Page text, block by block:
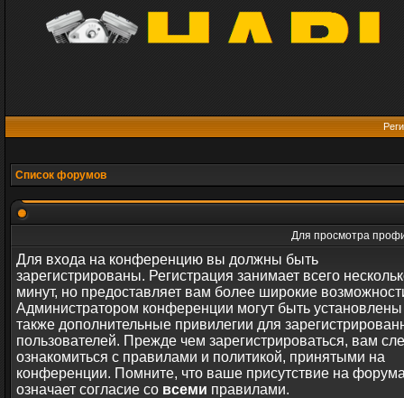
Список форумов
Для просмотра
Для входа на конференцию вы должны быть
зарегистрированы. Регистрация занимает всего
минут, но предоставляет вам более широкие
Администратором конференции могут быть установлены
также дополнительные привилегии для
пользователей. Прежде чем зарегистрироваться, вам
ознакомиться с правилами и политикой, принятыми на
конференции. Помните, что ваше присутствие на
означает согласие со всеми правилами.